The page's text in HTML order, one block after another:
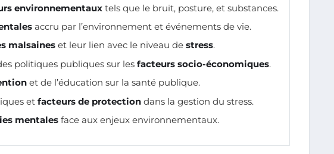
environnementaux tels que le bruit, posture, et substances.
accru par l’environnement et événements de vie.
malsaines et leur lien avec le niveau de stress.
politiques publiques sur les facteurs socio-économiques.
et de l’éducation sur la santé publique.
et facteurs de protection dans la gestion du stress.
mentales face aux enjeux environnementaux.